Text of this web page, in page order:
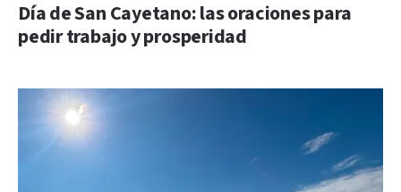
Día de San Cayetano: las oraciones para
pedir trabajo y prosperidad